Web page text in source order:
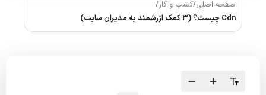
صفحه اصلی/کسب و کار/
Cdn چیست؟ (3 کمک ازرشمند به مدیران سایت)